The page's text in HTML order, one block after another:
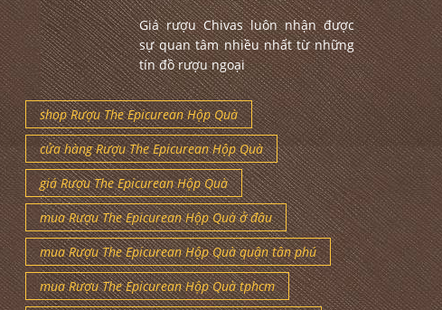
Giá rượu Chivas luôn nhận được
sự quan tâm nhiều nhất từ những
tín đồ rượu ngoại
shop Rượu The Epicurean Hộp Quà
cửa hàng Rượu The Epicurean Hộp Quà
giá Rượu The Epicurean Hộp Quà
mua Rượu The Epicurean Hộp Quà ở đâu
mua Rượu The Epicurean Hộp Quà quận tân phú
mua Rượu The Epicurean Hộp Quà tphcm